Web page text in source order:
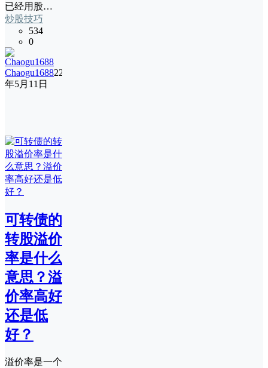
已经用股…
炒股技巧
534
0
Chaogu168822
年5月11日
可转债的
转股溢价
率是什么
意思？溢
价率高好
还是低
好？
溢价率是一个